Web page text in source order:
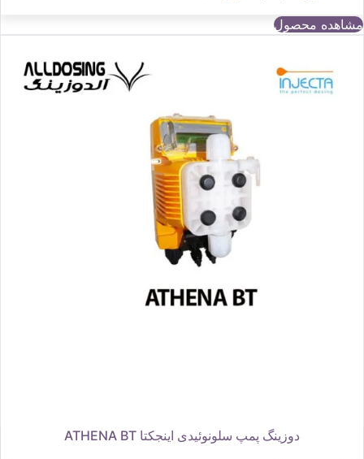
مشاهده محصول
دوزینگ پمپ سلونوئیدی اینجکتا ATHENA BT